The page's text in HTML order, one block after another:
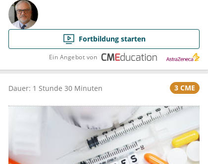
Fortbildung starten
Ein Angebot von
Dauer: 1 Stunde 30 Minuten 3 CME